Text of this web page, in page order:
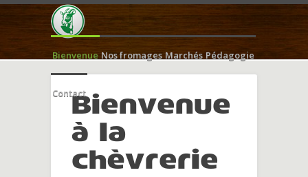
Bienvenue Nos fromages Marchés Pédagogie
ContactBienvenue
à la
chèvrerie